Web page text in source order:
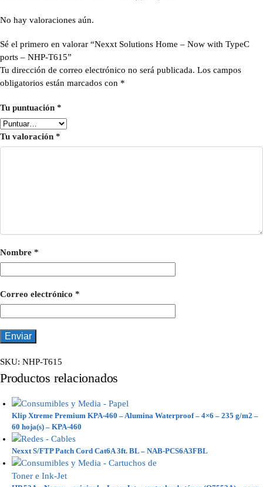
No hay valoraciones aún.
Sé el primero en valorar “Nexxt Solutions Home – Now with TypeC
ports – NHP-T615”
Tu dirección de correo electrónico no será publicada. Los campos
obligatorios están marcados con *
Tu puntuación *
Tu valoración *
Nombre *
Correo electrónico *
SKU: NHP-T615
Productos relacionados
Klip Xtreme Premium KPA-460 – Alumina Waterproof – 4×6 – 235 g/m2 –
60 hoja(s) – KPA-460
Nexxt S/FTP Patch Cord Cat6A 3ft. BL – NAB-PCS6A3FBL